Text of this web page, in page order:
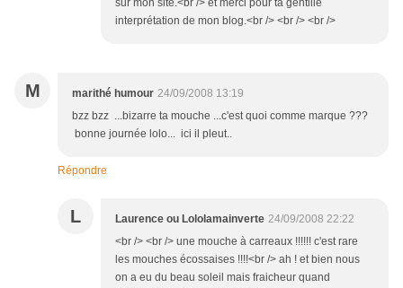
sur mon site.<br /> et merci pour ta gentille
interprétation de mon blog.<br /> <br /> <br />
M marithé humour 24/09/2008 13:19
bzz bzz ...bizarre ta mouche ...c'est quoi comme marque ???
bonne journée lolo... ici il pleut..
Répondre
L Laurence ou Lololamainverte 24/09/2008 22:22
<br /> <br /> une mouche à carreaux !!!!!! c'est rare
les mouches écossaises !!!!<br /> ah ! et bien nous
on a eu du beau soleil mais fraicheur quand